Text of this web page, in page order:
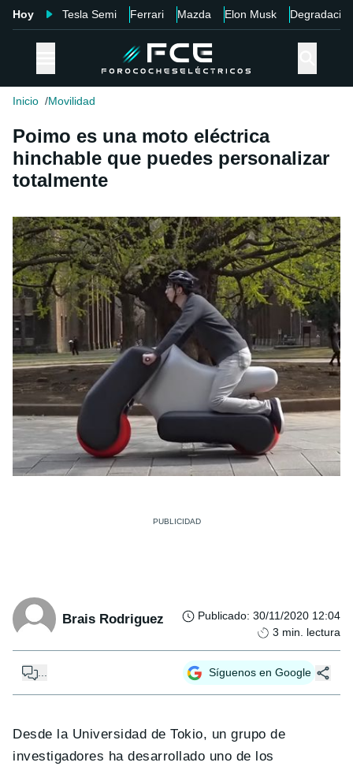
Hoy Tesla Semi Ferrari Mazda Elon Musk Degradación
Inicio Movilidad
Poimo es una moto eléctrica
hinchable que puedes personalizar
totalmente
Brais Rodriguez Publicado: 30/11/2020 12:04
3 min. lectura
... Síguenos en Google
Desde la Universidad de Tokio, un grupo de
investigadores ha desarrollado uno de los